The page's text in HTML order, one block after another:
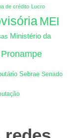
de crédito Lucro
MEI
Ministério da
Pronampe
Sebrae Senado